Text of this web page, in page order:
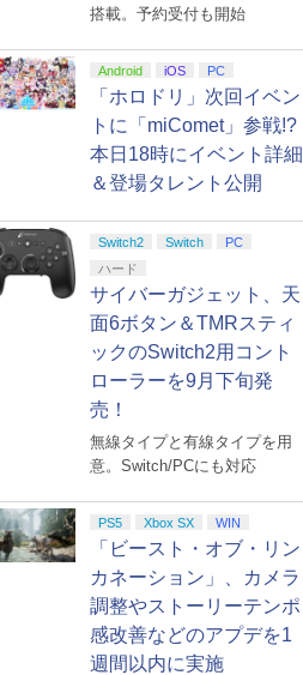
搭載。予約受付も開始
Android iOS PC
「ホロドリ」次回イベン
トに「miComet」参戦!?
本日18時にイベント詳細
＆登場タレント公開
Switch2 Switch
PC
ハード
サイバーガジェット、天
面6ボタン＆TMRスティ
ックのSwitch2用コント
ローラーを9月下旬発
売！
無線タイプと有線タイプを用
意。Switch/PCにも対応
PS5 Xbox SX WIN
「ビースト・オブ・リン
カネーション」、カメラ
調整やストーリーテンポ
感改善などのアプデを1
週間以内に実施